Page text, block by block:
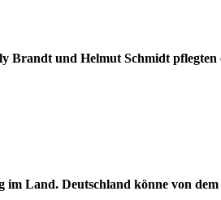
Brandt und Helmut Schmidt pflegten
im Land. Deutschland könne von